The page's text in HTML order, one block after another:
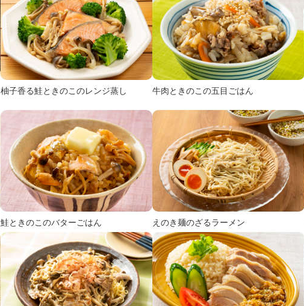
柚子香る鮭ときのこのレンジ蒸し 牛肉ときのこの五目ごはん
鮭ときのこのバターごはん えのき麺のざるラーメン